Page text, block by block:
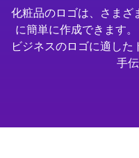
化粧品のロゴは、さまざ
に簡単に作成できます
ビジネスのロゴに適し
手